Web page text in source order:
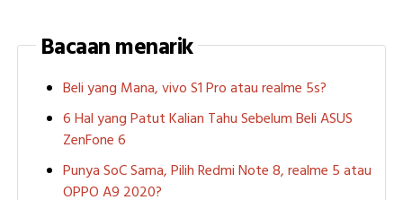
Bacaan menarik
Beli yang Mana, vivo S1 Pro atau realme 5s?
6 Hal yang Patut Kalian Tahu Sebelum Beli ASUS
ZenFone 6
Punya SoC Sama, Pilih Redmi Note 8, realme 5 atau
OPPO A9 2020?